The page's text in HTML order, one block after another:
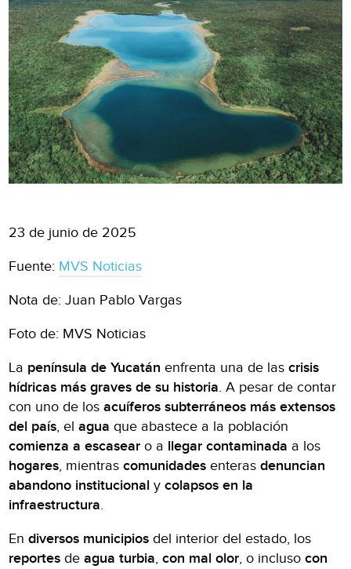
23 de junio de 2025
Fuente: MVS Noticias
Nota de: Juan Pablo Vargas
Foto de: MVS Noticias
La península de Yucatán enfrenta una de lascrisis
hídricas más graves de su historia. A pesar de contar
con uno de losacuíferos subterráneos más extensos
del país, el agua que abastece a la población
comienza a escasear o a llegar contaminada a los
hogares, mientrascomunidades enterasdenuncian
abandono institucional ycolapsos en la
infraestructura.
Endiversos municipios del interior del estado, los
reportes deagua turbia,con mal olor, o inclusocon